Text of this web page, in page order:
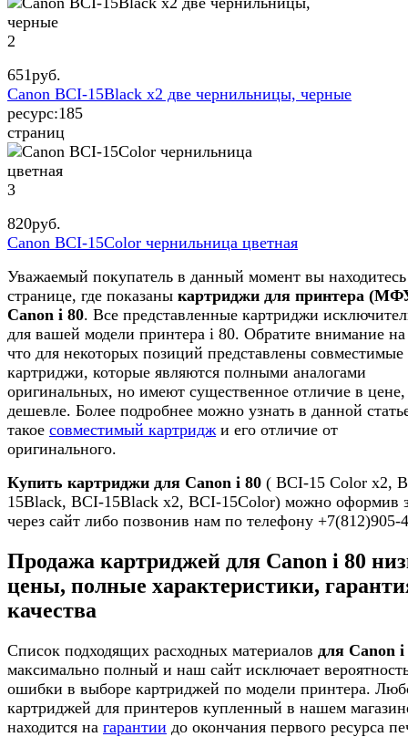
2
651руб.
Canon BCI-15Black x2 две чернильницы, черные
ресурс:185
страниц
3
820руб.
Canon BCI-15Color чернильница цветная
Уважаемый покупатель в данный момент вы
странице, где показаны картриджи для принтера
Canon i 80. Все представленные картриджи
для вашей модели принтера i 80. Обратите внимание на
что для некоторых позиций представлены совместимые
картриджи, которые являются полными аналогами
оригинальных, но имеют существенное отличие в
дешевле. Более подробнее можно узнать в данной
такое совместимый картридж и его отличие от
оригинального.
Купить картриджи для Canon i 80 ( BCI-15 Color x2,
15Black, BCI-15Black x2, BCI-15Color) можно оформив
через сайт либо позвонив нам по телефону +7(812)905-
Продажа картриджей для Canon i 80
цены, полные характеристики,
качества
Список подходящих расходных материалов для Canon i
максимально полный и наш сайт исключает
ошибки в выборе картриджей по модели принтера.
картриджей для принтеров купленный в нашем
находится на гарантии до окончания первого ресурса